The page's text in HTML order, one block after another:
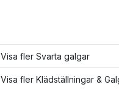
Visa fler Svarta galgar
Visa fler Klädställningar &